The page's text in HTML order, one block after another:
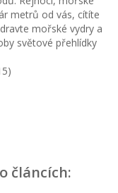
metrů od vás, cítíte
mořské vydry a
světové přehlídky
článcích: